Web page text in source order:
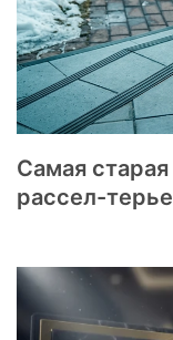
Самая
рассел-